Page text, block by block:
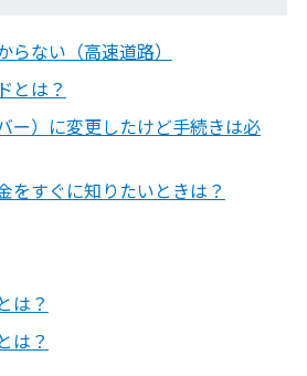
ない（高速道路）
とは？
ー）に変更したけど手続きは必
をすぐに知りたいときは？
は？
は？